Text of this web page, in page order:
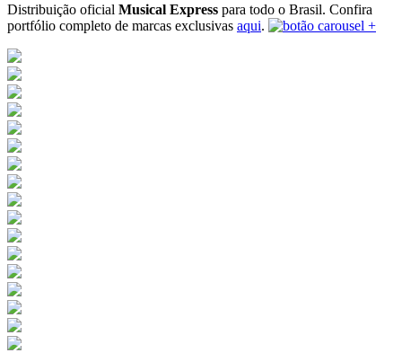
Distribuição oficial Musical Express para todo o Brasil. Confira
portfólio completo de marcas exclusivas aqui.